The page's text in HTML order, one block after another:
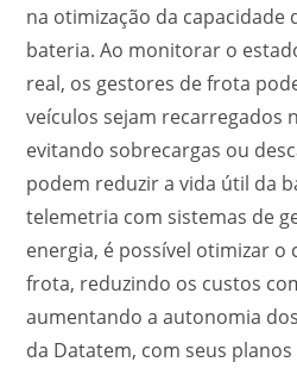
na otimização da capacidade
bateria. Ao monitorar o
real, os gestores de frota
veículos sejam recarregados
evitando sobrecargas ou
podem reduzir a vida útil da
telemetria com sistemas de
energia, é possível otimizar o
frota, reduzindo os custos
aumentando a autonomia
da Datatem, com seus